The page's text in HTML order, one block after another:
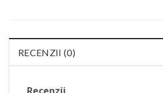
RECENZII (0)